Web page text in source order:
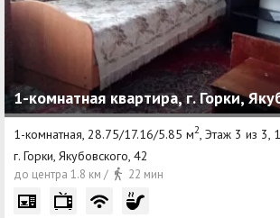
1-комнатная квартира, г. Горки,
1-комнатная, 28.75/17.16/5.85 м2 , Этаж 3 из 3,
г. Горки, Якубовского, 42
до центра 1.8 км / 22 мин